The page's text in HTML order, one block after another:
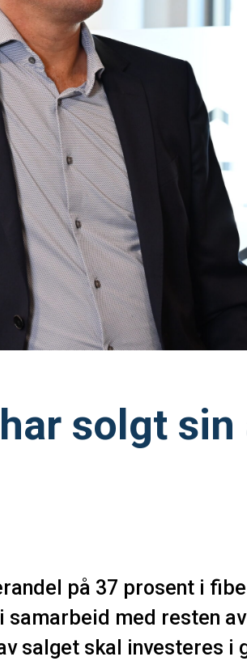
solgt sin
på 37 prosent i
med resten av
salget skal investeres i